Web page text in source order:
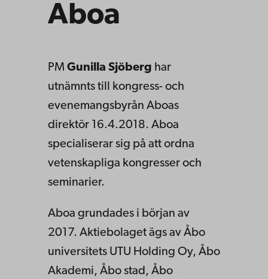
Aboa
PM Gunilla Sjöberg har
utnämnts till kongress- och
evenemangsbyrån Aboas
direktör 16.4.2018. Aboa
specialiserar sig på att ordna
vetenskapliga kongresser och
seminarier.
Aboa grundades i början av
2017. Aktiebolaget ägs av Åbo
universitets UTU Holding Oy, Åbo
Akademi, Åbo stad, Åbo